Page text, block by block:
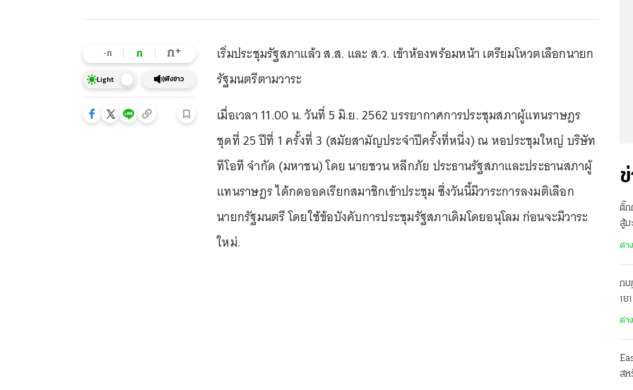
-ก ก ก+
Light ฟังข่าว
เริ่มประชุมรัฐสภาแล้ว ส.ส. และ ส.ว. เข้าห้องพร้อมหน้า เตรียมโหวตเลือกนายก
รัฐมนตรีตามวาระ
เมื่อเวลา 11.00 น. วันที่ 5 มิ.ย. 2562 บรรยากาศการประชุมสภาผู้แทนราษฎร
ชุดที่ 25 ปีที่ 1 ครั้งที่ 3 (สมัยสามัญประจำปีครั้งที่หนึ่ง) ณ หอประชุมใหญ่ บริษัท
ทีโอที จำกัด (มหาชน) โดย นายชวน หลีกภัย ประธานรัฐสภาและประธานสภาผู้
แทนราษฎร ได้กดออดเรียกสมาชิกเข้าประชุม ซึ่งวันนี้มีวาระการลงมติเลือก
นายกรัฐมนตรี โดยใช้ข้อบังคับการประชุมรัฐสภาเดิมโดยอนุโลม ก่อนจะมีวาระ
ใหม่.
ติ๊ก
สู้ม
ต่า
กบ
เ
ต่า
ส